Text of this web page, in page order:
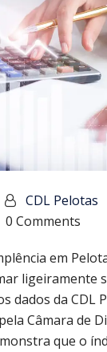
CDL Pelotas
0 Comments
em
ligeiramente
dados da CDL
Câmara de
que o